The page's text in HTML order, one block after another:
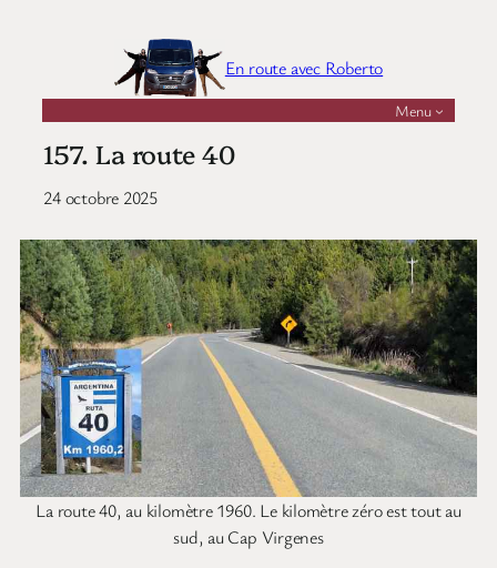
En route avec Roberto
Menu
157. La route 40
24 octobre 2025
La route 40, au kilomètre 1960. Le kilomètre zéro est tout au
sud, au Cap Virgenes